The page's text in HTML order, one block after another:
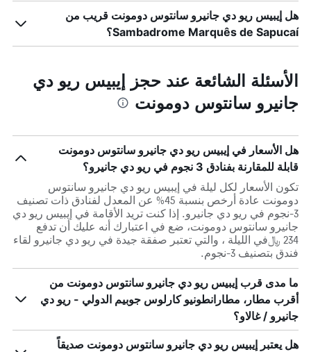
هل إيبيس ريو دي جانيرو سانتوس دومونت قريب من
Sambadrome Marquês de Sapucaí؟
الأسئلة الشائعة عند حجز إيبيس ريو دي
جانيرو سانتوس دومونت
هل الأسعار في إيبيس ريو دي جانيرو سانتوس دومونت
قابلة للمقارنة بفنادق 3 نجوم في ريو دي جانيرو؟
تكون الأسعار لكل ليلة في إيبيس ريو دي جانيرو سانتوس
دومونت عادة أرخص بنسبة 45% عن المعدل لفنادق ذات تصنيف
3-نجوم في ريو دي جانيرو. إذا كنت تريد الأقامة في إيبيس ريو دي
جانيرو سانتوس دومونت، ضع في اعتبارك أنه عليك أن تدفع
234 ﷼في الليلة ، والتي تعتبر صفقة جيدة في ريو دي جانيرو لقاء
فندق بتصنيف 3-نجوم.
ما مدى قرب إيبيس ريو دي جانيرو سانتوس دومونت من
أقرب مطار، مطارانطونيو كارلوس جوبيم الدولي - ريو دي
جانيرو / غالاو؟
هل يعتبر إيبيس ريو دي جانيرو سانتوس دومونت صديقاً